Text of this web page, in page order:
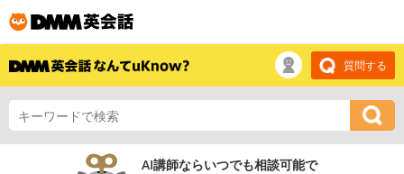
質問する
AI講師ならいつでも相談可能で